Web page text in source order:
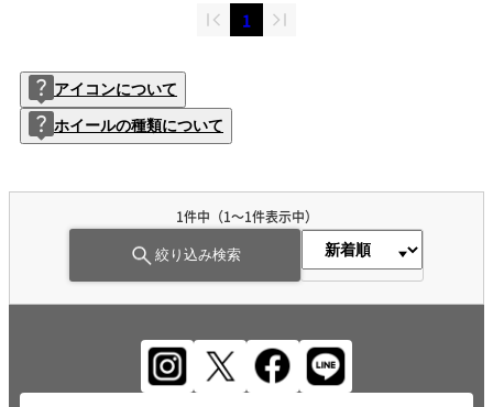
1
アイコンについて
ホイールの種類について
1件中（1～1件表示中）
絞り込み検索